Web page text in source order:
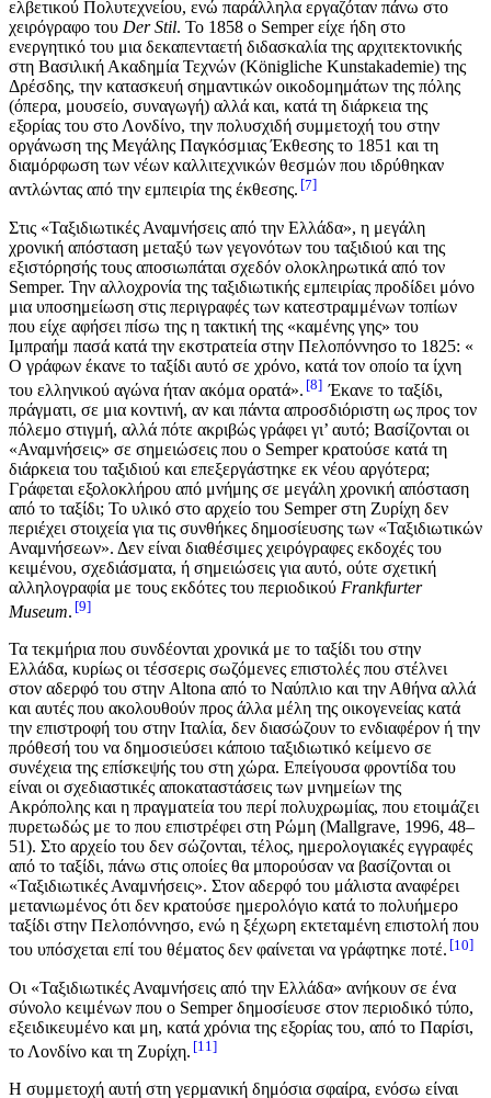
ελβετικού Πολυτεχνείου, ενώ παράλληλα εργαζόταν πάνω στο
χειρόγραφο του Der Stil. To 1858 ο Semper είχε ήδη στο
ενεργητικό του μια δεκαπενταετή διδασκαλία της αρχιτεκτονικής
στη Βασιλική Ακαδημία Τεχνών (Königliche Kunstakademie) της
Δρέσδης, την κατασκευή σημαντικών οικοδομημάτων της πόλης
(όπερα, μουσείο, συναγωγή) αλλά και, κατά τη διάρκεια της
εξορίας του στο Λονδίνο, την πολυσχιδή συμμετοχή του στην
οργάνωση της Μεγάλης Παγκόσμιας Έκθεσης το 1851 και τη
διαμόρφωση των νέων καλλιτεχνικών θεσμών που ιδρύθηκαν
αντλώντας από την εμπειρία της έκθεσης. 7
Στις «Ταξιδιωτικές Αναμνήσεις από την Ελλάδα», η μεγάλη
χρονική απόσταση μεταξύ των γεγονότων του ταξιδιού και της
εξιστόρησής τους αποσιωπάται σχεδόν ολοκληρωτικά από τον
Semper. Την αλλοχρονία της ταξιδιωτικής εμπειρίας προδίδει μόνο
μια υποσημείωση στις περιγραφές των κατεστραμμένων τοπίων
που είχε αφήσει πίσω της η τακτική της «καμένης γης» του
Ιμπραήμ πασά κατά την εκστρατεία στην Πελοπόννησο το 1825: «
O γράφων έκανε το ταξίδι αυτό σε χρόνο, κατά τον οποίο τα ίχνη
του ελληνικού αγώνα ήταν ακόμα ορατά». 8
Έκανε το ταξίδι,
πράγματι, σε μια κοντινή, αν και πάντα απροσδιόριστη ως προς τον
πόλεμο στιγμή, αλλά πότε ακριβώς γράφει γι’ αυτό; Βασίζονται οι
«Αναμνήσεις» σε σημειώσεις που ο Semper κρατούσε κατά τη
διάρκεια του ταξιδιού και επεξεργάστηκε εκ νέου αργότερα;
Γράφεται εξολοκλήρου από μνήμης σε μεγάλη χρονική απόσταση
από το ταξίδι; Το υλικό στο αρχείο του Semper στη Ζυρίχη δεν
περιέχει στοιχεία για τις συνθήκες δημοσίευσης των «Ταξιδιωτικών
Αναμνήσεων». Δεν είναι διαθέσιμες χειρόγραφες εκδοχές του
κειμένου, σχεδιάσματα, ή σημειώσεις για αυτό, ούτε σχετική
αλληλογραφία με τους εκδότες του περιοδικού Frankfurter
Museum. 9
Τα τεκμήρια που συνδέονται χρονικά με το ταξίδι του στην
Ελλάδα, κυρίως οι τέσσερις σωζόμενες επιστολές που στέλνει
στον αδερφό του στην Altona από το Ναύπλιο και την Αθήνα αλλά
και αυτές που ακολουθούν προς άλλα μέλη της οικογενείας κατά
την επιστροφή του στην Ιταλία, δεν διασώζουν το ενδιαφέρον ή την
πρόθεσή του να δημοσιεύσει κάποιο ταξιδιωτικό κείμενο σε
συνέχεια της επίσκεψής του στη χώρα. Επείγουσα φροντίδα του
είναι οι σχεδιαστικές αποκαταστάσεις των μνημείων της
Ακρόπολης και η πραγματεία του περί πολυχρωμίας, που ετοιμάζει
πυρετωδώς με το που επιστρέφει στη Ρώμη (Mallgrave, 1996, 48–
51). Στο αρχείο του δεν σώζονται, τέλος, ημερολογιακές εγγραφές
από το ταξίδι, πάνω στις οποίες θα μπορούσαν να βασίζονται οι
«Ταξιδιωτικές Αναμνήσεις». Στον αδερφό του μάλιστα αναφέρει
μετανιωμένος ότι δεν κρατούσε ημερολόγιο κατά το πολυήμερο
ταξίδι στην Πελοπόννησο, ενώ η ξέχωρη εκτεταμένη επιστολή που
του υπόσχεται επί του θέματος δεν φαίνεται να γράφτηκε ποτέ. 10
Οι «Ταξιδιωτικές Αναμνήσεις από την Ελλάδα» ανήκουν σε ένα
σύνολο κειμένων που ο Semper δημοσίευσε στον περιοδικό τύπο,
εξειδικευμένο και μη, κατά χρόνια της εξορίας του, από το Παρίσι,
το Λονδίνο και τη Ζυρίχη. 11
Η συμμετοχή αυτή στη γερμανική δημόσια σφαίρα, ενόσω είναι